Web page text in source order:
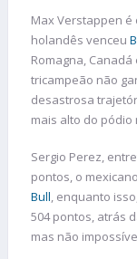
Max Verstappen é
holandês venceu
Romagna,
tricampeão não
desastrosa
mais alto do
Sergio Perez,
pontos, o
Bull, enquanto
504 pontos, atrás
mas não